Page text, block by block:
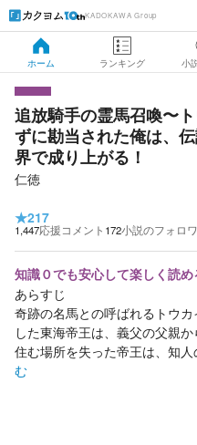
KADOKAWA Group
ホーム ランキング 小
追放騎手の霊馬召喚〜
ずに勘当された俺は、
界で成り上がる！
仁徳
★217
1,447応援コメント 172小説のフォロ
知識０でも安心して楽しく読め
あらすじ
奇跡の名馬との呼ばれるトウ
した東海帝王は、義父の父親か
住む場所を失った帝王は、知
む